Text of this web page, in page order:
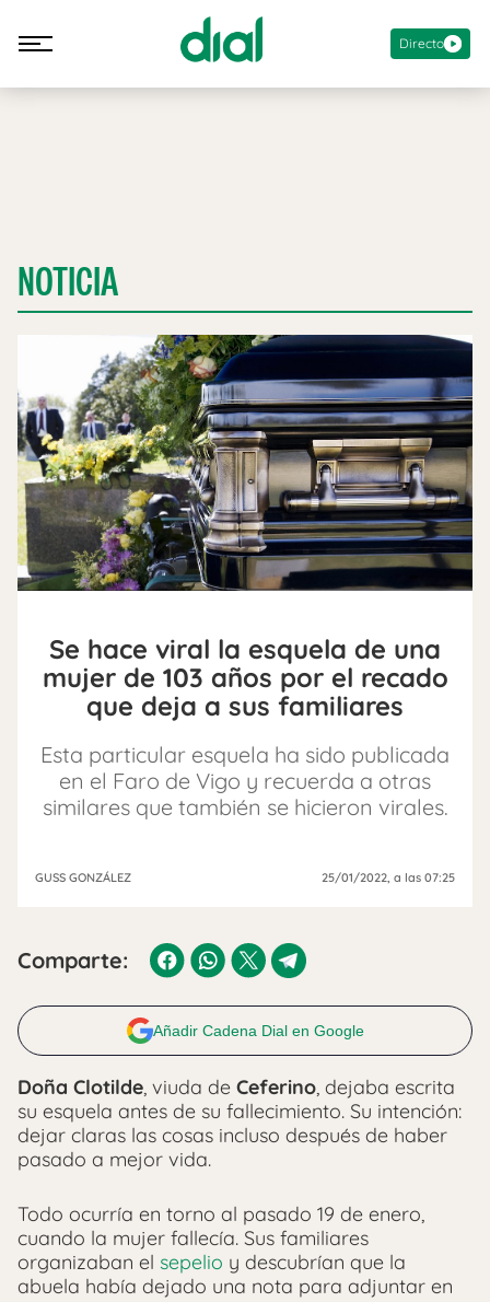
Directo
NOTICIA
Se hace viral la esquela de una
mujer de 103 años por el recado
que deja a sus familiares
Esta particular esquela ha sido publicada
en el Faro de Vigo y recuerda a otras
similares que también se hicieron virales.
GUSS GONZÁLEZ 25/01/2022 , a las 07:25
Comparte:
Añadir Cadena Dial en Google
Doña Clotilde, viuda de Ceferino, dejaba escrita
su esquela antes de su fallecimiento. Su intención:
dejar claras las cosas incluso después de haber
pasado a mejor vida.
Todo ocurría en torno al pasado 19 de enero,
cuando la mujer fallecía. Sus familiares
organizaban el sepelio y descubrían que la
abuela había dejado una nota para adjuntar en